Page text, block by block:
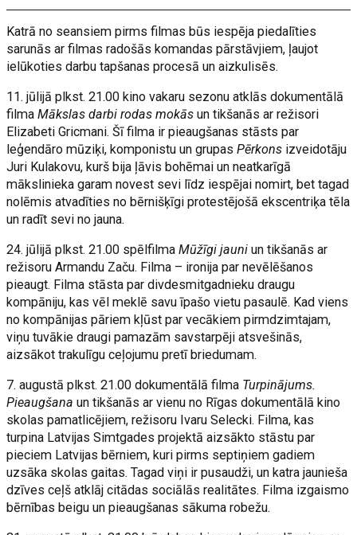
Katrā no seansiem pirms filmas būs iespēja piedalīties
sarunās ar filmas radošās komandas pārstāvjiem, ļaujot
ielūkoties darbu tapšanas procesā un aizkulisēs.
11. jūlijā plkst. 21.00 kino vakaru sezonu atklās dokumentālā
filmaMākslas darbi rodas mokāsun tikšanās ar režisori
Elizabeti Gricmani. Šī filma ir pieaugšanas stāsts par
leģendāro mūziķi, komponistu un grupasPērkons izveidotāju
Juri Kulakovu, kurš bija ļāvis bohēmai un neatkarīgā
mākslinieka garam novest sevi līdz iespējai nomirt, bet tagad
nolēmis atvadīties no bērnišķīgi protestējošā ekscentriķa tēla
un radīt sevi no jauna.
24. jūlijā plkst. 21.00 spēlfilmaMūžīgi jauni un tikšanās ar
režisoru Armandu Začu. Filma – ironija par nevēlēšanos
pieaugt. Filma stāsta par divdesmitgadnieku draugu
kompāniju, kas vēl meklē savu īpašo vietu pasaulē. Kad viens
no kompānijas pāriem kļūst par vecākiem pirmdzimtajam,
viņu tuvākie draugi pamazām savstarpēji atsvešinās,
aizsākot trakulīgu ceļojumu pretī briedumam.
7. augustā plkst. 21.00 dokumentālā filma Turpinājums.
Pieaugšana un tikšanās ar vienu no Rīgas dokumentālā kino
skolas pamatlicējiem, režisoru Ivaru Selecki. Filma, kas
turpina Latvijas Simtgades projektā aizsākto stāstu par
pieciem Latvijas bērniem, kuri pirms septiņiem gadiem
uzsāka skolas gaitas. Tagad viņi ir pusaudži, un katra jaunieša
dzīves ceļš atklāj citādas sociālās realitātes. Filma izgaismo
bērnības beigu un pieaugšanas sākuma robežu.